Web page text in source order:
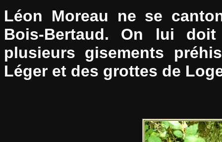
Léon Moreau ne se
Bois-Bertaud. On lui
plusieurs gisements
Léger et des grottes de